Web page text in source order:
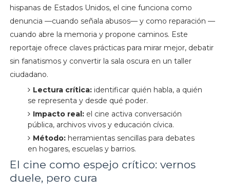
hispanas de Estados Unidos, el cine funciona como
denuncia —cuando señala abusos— y como reparación —
cuando abre la memoria y propone caminos. Este
reportaje ofrece claves prácticas para mirar mejor, debatir
sin fanatismos y convertir la sala oscura en un taller
ciudadano.
Lectura crítica:identificar quién habla, a quién
se representa y desde qué poder.
Impacto real:el cine activa conversación
pública, archivos vivos y educación cívica.
Método:herramientas sencillas para debates
en hogares, escuelas y barrios.
El cine como espejo crítico: vernos
duele, pero cura